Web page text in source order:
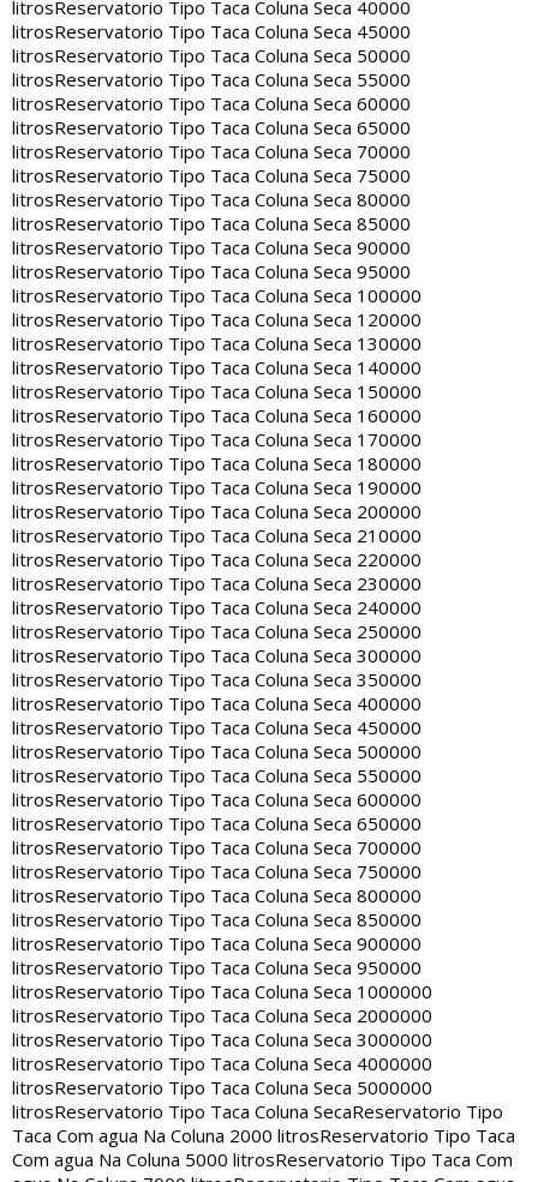
litrosReservatorio Tipo Taca Coluna Seca 40000
litrosReservatorio Tipo Taca Coluna Seca 45000
litrosReservatorio Tipo Taca Coluna Seca 50000
litrosReservatorio Tipo Taca Coluna Seca 55000
litrosReservatorio Tipo Taca Coluna Seca 60000
litrosReservatorio Tipo Taca Coluna Seca 65000
litrosReservatorio Tipo Taca Coluna Seca 70000
litrosReservatorio Tipo Taca Coluna Seca 75000
litrosReservatorio Tipo Taca Coluna Seca 80000
litrosReservatorio Tipo Taca Coluna Seca 85000
litrosReservatorio Tipo Taca Coluna Seca 90000
litrosReservatorio Tipo Taca Coluna Seca 95000
litrosReservatorio Tipo Taca Coluna Seca 100000
litrosReservatorio Tipo Taca Coluna Seca 120000
litrosReservatorio Tipo Taca Coluna Seca 130000
litrosReservatorio Tipo Taca Coluna Seca 140000
litrosReservatorio Tipo Taca Coluna Seca 150000
litrosReservatorio Tipo Taca Coluna Seca 160000
litrosReservatorio Tipo Taca Coluna Seca 170000
litrosReservatorio Tipo Taca Coluna Seca 180000
litrosReservatorio Tipo Taca Coluna Seca 190000
litrosReservatorio Tipo Taca Coluna Seca 200000
litrosReservatorio Tipo Taca Coluna Seca 210000
litrosReservatorio Tipo Taca Coluna Seca 220000
litrosReservatorio Tipo Taca Coluna Seca 230000
litrosReservatorio Tipo Taca Coluna Seca 240000
litrosReservatorio Tipo Taca Coluna Seca 250000
litrosReservatorio Tipo Taca Coluna Seca 300000
litrosReservatorio Tipo Taca Coluna Seca 350000
litrosReservatorio Tipo Taca Coluna Seca 400000
litrosReservatorio Tipo Taca Coluna Seca 450000
litrosReservatorio Tipo Taca Coluna Seca 500000
litrosReservatorio Tipo Taca Coluna Seca 550000
litrosReservatorio Tipo Taca Coluna Seca 600000
litrosReservatorio Tipo Taca Coluna Seca 650000
litrosReservatorio Tipo Taca Coluna Seca 700000
litrosReservatorio Tipo Taca Coluna Seca 750000
litrosReservatorio Tipo Taca Coluna Seca 800000
litrosReservatorio Tipo Taca Coluna Seca 850000
litrosReservatorio Tipo Taca Coluna Seca 900000
litrosReservatorio Tipo Taca Coluna Seca 950000
litrosReservatorio Tipo Taca Coluna Seca 1000000
litrosReservatorio Tipo Taca Coluna Seca 2000000
litrosReservatorio Tipo Taca Coluna Seca 3000000
litrosReservatorio Tipo Taca Coluna Seca 4000000
litrosReservatorio Tipo Taca Coluna Seca 5000000
litrosReservatorio Tipo Taca Coluna SecaReservatorio Tipo
Taca Com agua Na Coluna 2000 litrosReservatorio Tipo Taca
Com agua Na Coluna 5000 litrosReservatorio Tipo Taca Com